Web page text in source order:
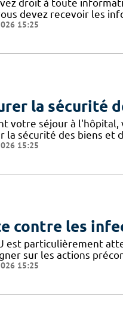
droit à toute
devez recevoir les
15:25
la sécurité
votre séjour à
la sécurité des biens et
15:25
contre les
est particulièrement
sur les actions
15:25